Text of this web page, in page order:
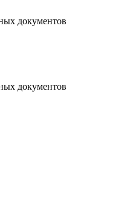
документов
документов